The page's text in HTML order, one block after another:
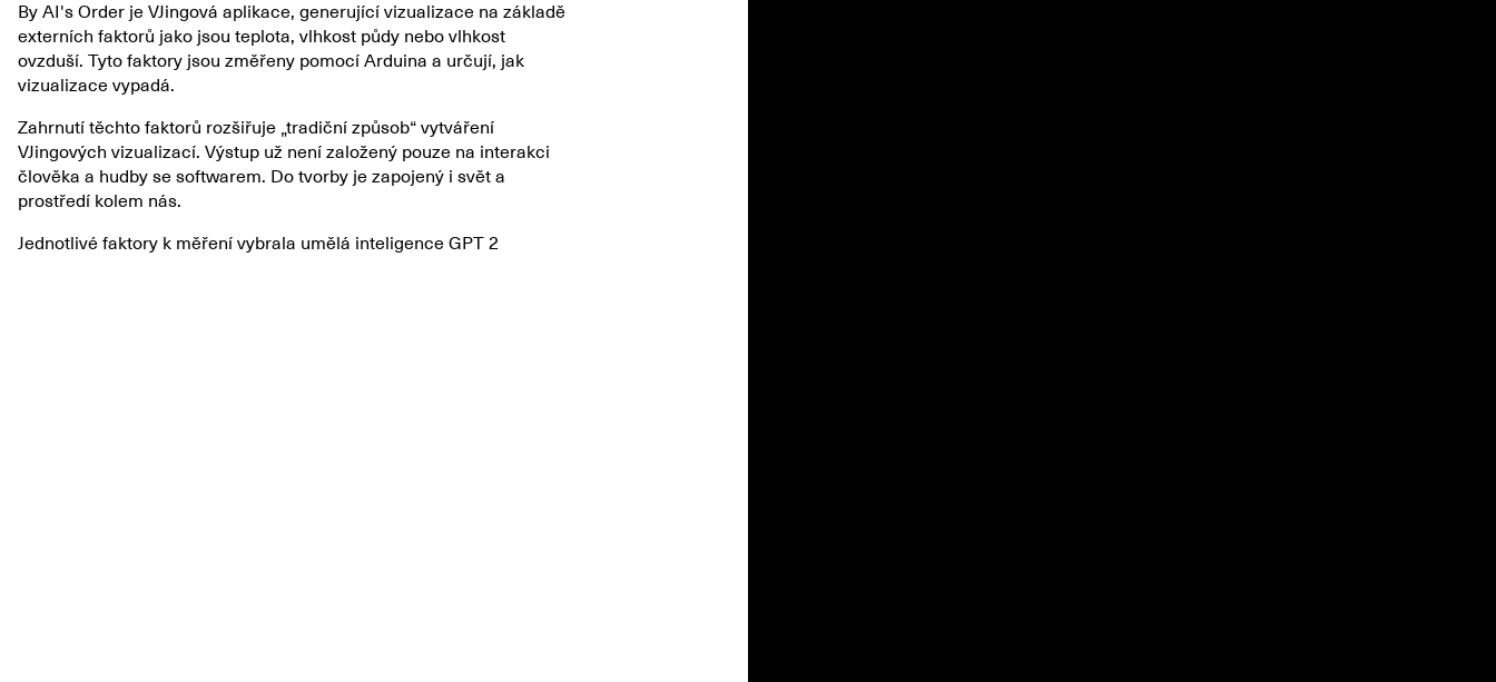
By AI's Order je VJingová aplikace, generující vizualizace na základě
externích faktorů jako jsou teplota, vlhkost půdy nebo vlhkost
ovzduší. Tyto faktory jsou změřeny pomocí Arduina a určují, jak
vizualizace vypadá.
Zahrnutí těchto faktorů rozšiřuje „tradiční způsob“ vytváření
VJingových vizualizací. Výstup už není založený pouze na interakci
člověka a hudby se softwarem. Do tvorby je zapojený i svět a
prostředí kolem nás.
Jednotlivé faktory k měření vybrala umělá inteligence GPT 2